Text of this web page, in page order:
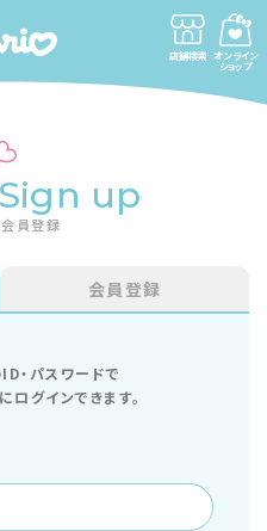
店舗検索 オンライン
ショップ
up
員登録
会員登録
・パスワードで
グインできます。